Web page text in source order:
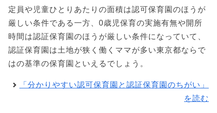
定員や児童ひとりあたりの面積は認可保育園のほうが
厳しい条件である一方、0歳児保育の実施有無や開所
時間は認証保育園のほうが厳しい条件になっていて、
認証保育園は土地が狭く働くママが多い東京都ならで
はの基準の保育園といえるでしょう。
「分かりやすい認可保育園と認証保育園のちがい」
を読む